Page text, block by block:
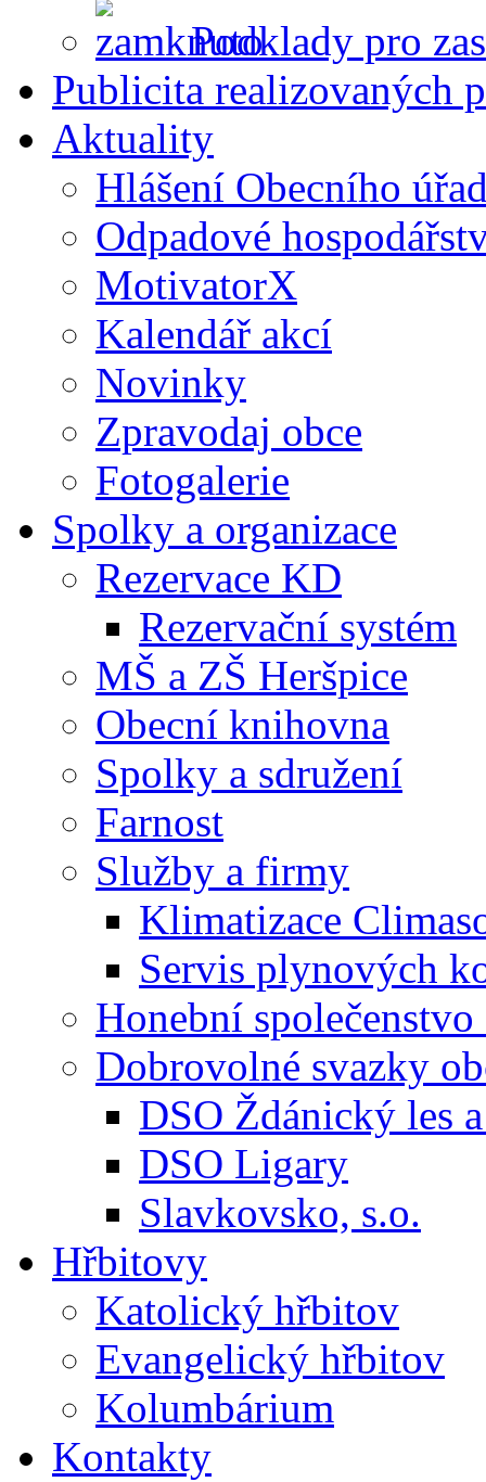
Podklady pro
Publicita realizovaných
Aktuality
Hlášení Obecního
Odpadové
MotivatorX
Kalendář akcí
Novinky
Zpravodaj obce
Fotogalerie
Spolky a organizace
Rezervace KD
Rezervační systém
MŠ a ZŠ Heršpice
Obecní knihovna
Spolky a sdružení
Farnost
Služby a firmy
Klimatizace
Servis plynových
Honební společenstvo
Dobrovolné svazky
DSO Ždánický les
DSO Ligary
Slavkovsko, s.o.
Hřbitovy
Katolický hřbitov
Evangelický hřbitov
Kolumbárium
Kontakty